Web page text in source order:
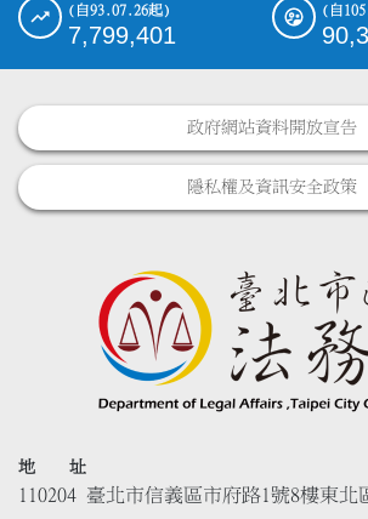
(自93.07.26起)
7,799,401
(自
政府網站資料開放宣告
隱私權及資訊安全政策
地 址
110204 臺北市信義區市府路1號8樓東北